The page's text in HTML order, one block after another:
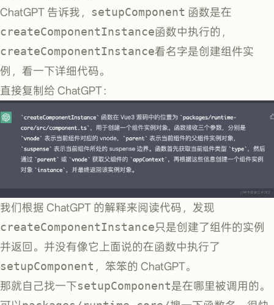
ChatGPT 告诉我， setupComponent 函数是在
createComponentInstance函数中执行的，
createComponentInstance看名字是创建组件实
例，看一下详细代码。
直接复制给 ChatGPT：
我们根据 ChatGPT 的解释来阅读代码，发现
createComponentInstance只是创建了组件的实例
并返回。并没有像它上面说的在函数中执行了
setupComponent ，笨笨的 ChatGPT。
那就自己找一下setupComponent是在哪里被调用的。